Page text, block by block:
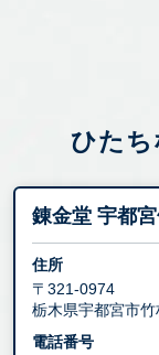
ひた
錬金堂 宇都
住所
〒321-0974
栃木県宇都宮市竹
電話番号